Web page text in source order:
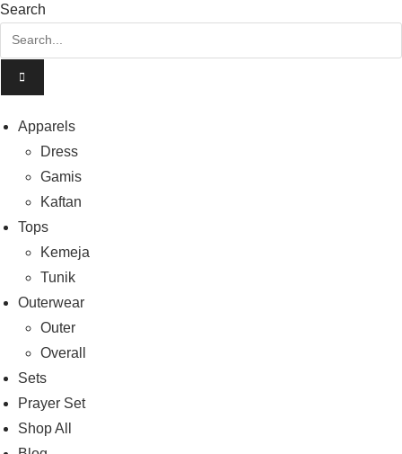
Search
Apparels
Dress
Gamis
Kaftan
Tops
Kemeja
Tunik
Outerwear
Outer
Overall
Sets
Prayer Set
Shop All